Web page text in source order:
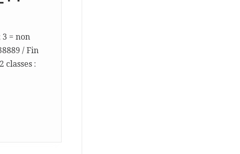
= non
/ Fin
classes :